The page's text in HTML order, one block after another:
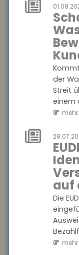
der
Streit
einem
auf
Die